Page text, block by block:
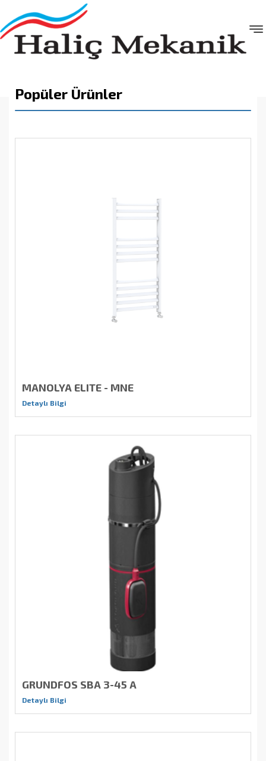
Popüler Ürünler
MANOLYA ELITE - MNE
Detaylı Bilgi
GRUNDFOS SBA 3-45 A
Detaylı Bilgi